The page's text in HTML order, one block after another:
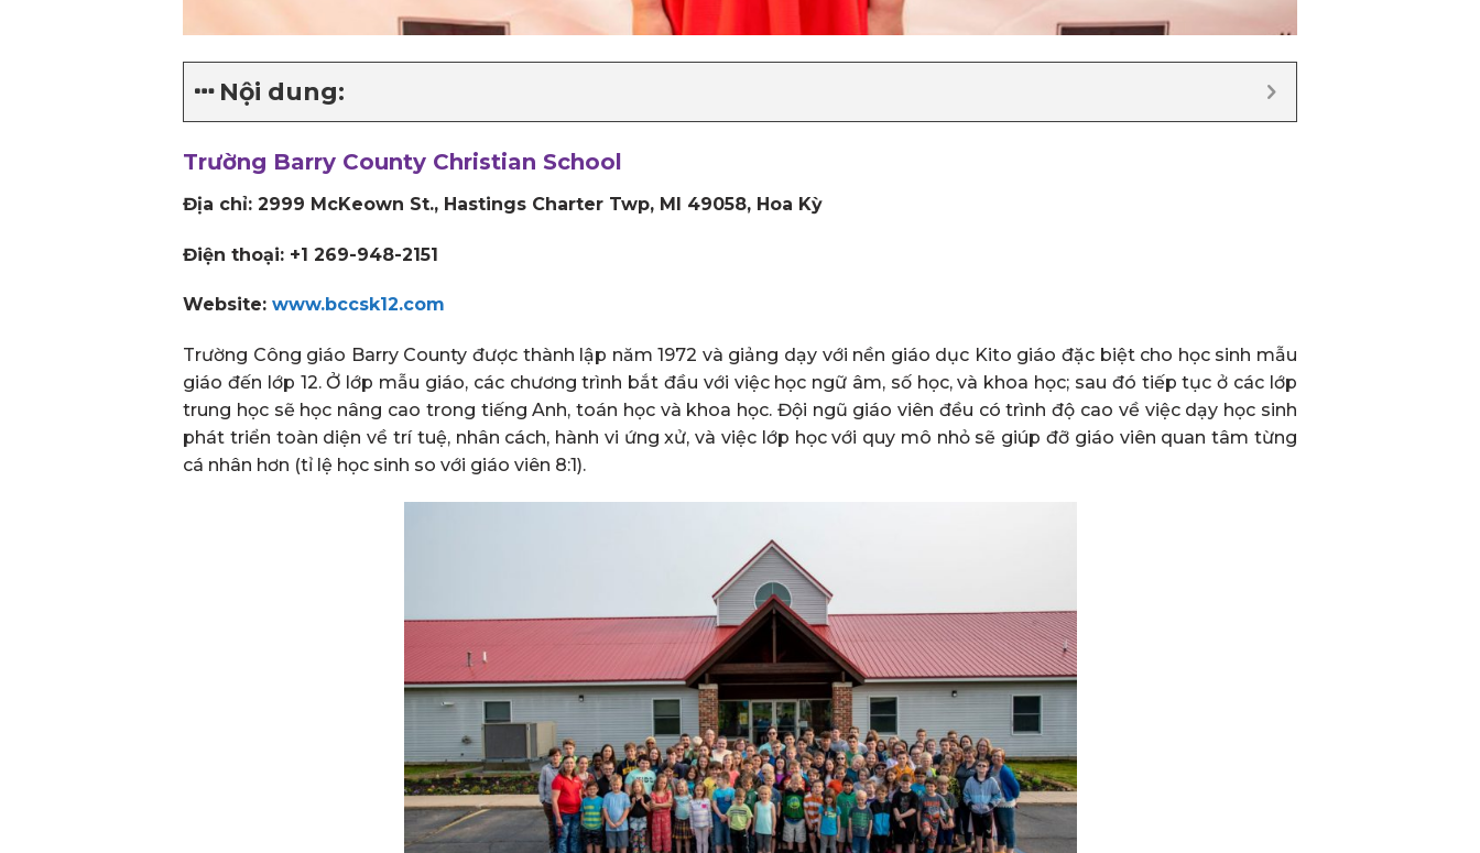
Nội dung:
Trường Barry County Christian School
Địa chỉ: 2999 McKeown St., Hastings Charter Twp, MI 49058, Hoa Kỳ
Điện thoại: +1 269-948-2151
Website:www.bccsk12.com
Trường Công giáo Barry County được thành lập năm 1972 và giảng dạy với nền giáo dục Kito giáo đặc biệt cho học sinh mẫu
giáo đến lớp 12. Ở lớp mẫu giáo, các chương trình bắt đầu với việc học ngữ âm, số học, và khoa học; sau đó tiếp tục ở các lớp
trung học sẽ học nâng cao trong tiếng Anh, toán học và khoa học. Đội ngũ giáo viên đều có trình độ cao về việc dạy học sinh
phát triển toàn diện về trí tuệ, nhân cách, hành vi ứng xử, và việc lớp học với quy mô nhỏ sẽ giúp đỡ giáo viên quan tâm từng
cá nhân hơn (tỉ lệ học sinh so với giáo viên 8:1).